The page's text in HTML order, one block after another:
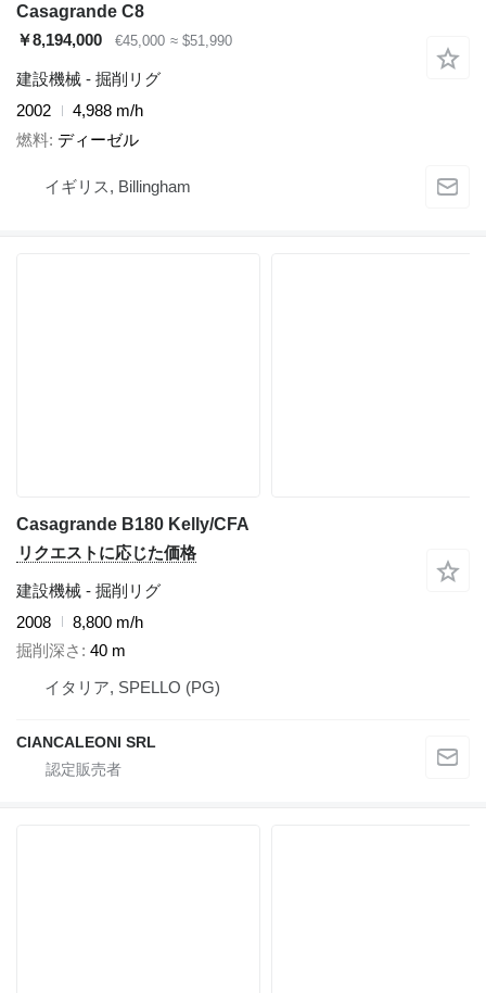
Casagrande C8
￥8,194,000
€45,000 ≈ $51,990
建設機械 - 掘削リグ
2002
4,988 m/h
燃料 ディーゼル
イギリス, Billingham
Casagrande B180 Kelly/CFA
リクエストに応じた価格
建設機械 - 掘削リグ
2008
8,800 m/h
掘削深さ
40 m
イタリア, SPELLO (PG)
CIANCALEONI SRL